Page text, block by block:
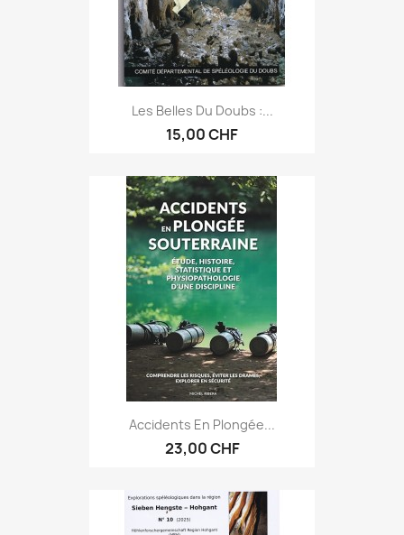
Les Belles Du Doubs :...
15,00 CHF
Accidents En Plongée...
23,00 CHF